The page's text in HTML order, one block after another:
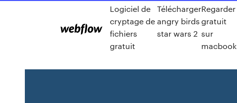
Logiciel de
cryptage de
fichiers
gratuit
Télécharger
angry birds
star wars 2
Regarder
gratuit
sur
macbook